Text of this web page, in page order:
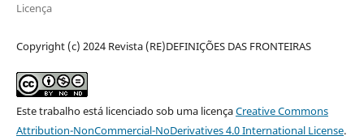
Licença
Copyright (c) 2024 Revista (RE)DEFINIÇÕES DAS FRONTEIRAS
Este trabalho está licenciado sob uma licençaCreative Commons
Attribution-NonCommercial-NoDerivatives 4.0 International License.